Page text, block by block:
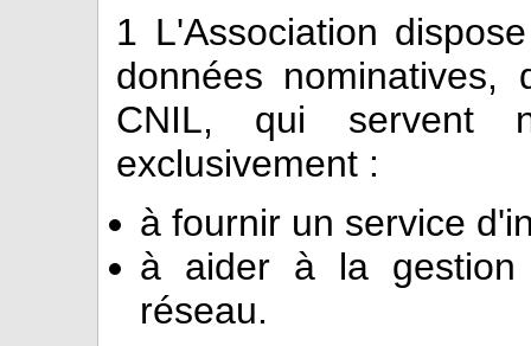
1 L'Association
données nominatives,
CNIL, qui servent
exclusivement :
à fournir un service
à aider à la gestion
réseau.